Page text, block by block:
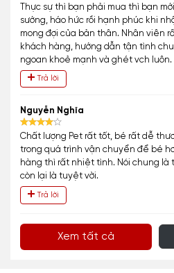
Thực sự thì bạn phải mua thì bạn
sướng, háo hức rồi hạnh phúc khi
mong đợi của bản thân. Nhân viên
khách hàng, hướng dẫn tận tình
ngoan khoẻ mạnh và ghét vch luôn.
Trả lời
Nguyễn Nghĩa
Chất lượng Pet rất tốt, bé rất dễ
trong quá trình vận chuyển để bé
hàng thì rất nhiệt tình. Nói chung là
còn lại là tuyệt vời.
Trả lời
Xem tất cả